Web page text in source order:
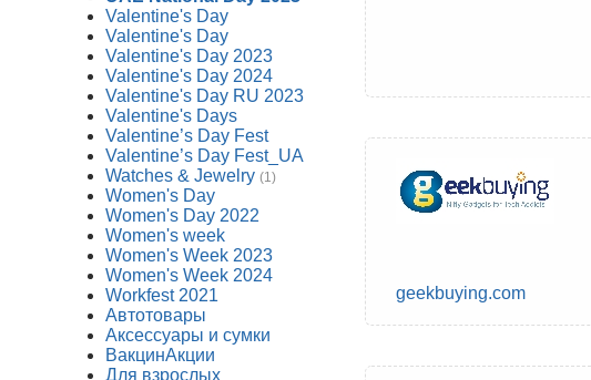
Valentine's Day
Valentine's Day
Valentine's Day 2023
Valentine's Day 2024
Valentine's Day RU 2023
Valentine's Days
Valentine’s Day Fest
Valentine’s Day Fest_UA
Watches & Jewelry (1)
Women's Day
Women's Day 2022
Women's week
Women's Week 2023
Women's Week 2024
Workfest 2021
Автотовары
Аксессуары и сумки
ВакцинАкции
Для взрослых
geekbuying.com